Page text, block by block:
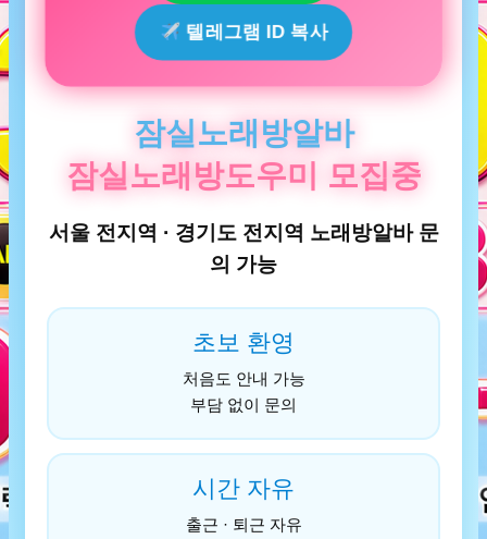
텔레그램 ID 복사
잠실노래방알바
잠실노래방도우미 모집중
서울 전지역 · 경기도 전지역 노래방알바 문
의 가능
초보 환영
처음도 안내 가능
부담 없이 문의
시간 자유
출근 · 퇴근 자유